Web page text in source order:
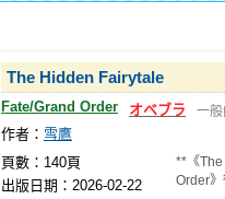
The Hidden Fairytale
Fate/Grand Order オベブラ 一般
作者： 雪鷹
頁數：140頁
出版日期：2026-02-22
**《
Order